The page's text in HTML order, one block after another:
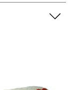
- Spieluhrvon